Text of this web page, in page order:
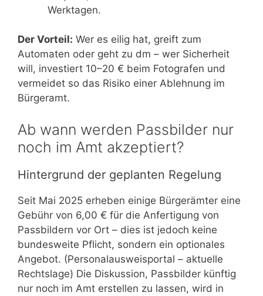
Werktagen.
Der Vorteil: Wer es eilig hat, greift zum
Automaten oder geht zu dm – wer Sicherheit
will, investiert 10–20 € beim Fotografen und
vermeidet so das Risiko einer Ablehnung im
Bürgeramt.
Ab wann werden Passbilder nur
noch im Amt akzeptiert?
Hintergrund der geplanten Regelung
Seit Mai 2025 erheben einige Bürgerämter eine
Gebühr von 6,00 € für die Anfertigung von
Passbildern vor Ort – dies ist jedoch keine
bundesweite Pflicht, sondern ein optionales
Angebot. (Personalausweisportal – aktuelle
Rechtslage) Die Diskussion, Passbilder künftig
nur noch im Amt erstellen zu lassen, wird in